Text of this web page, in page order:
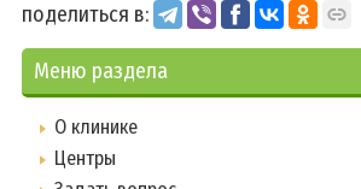
поделиться в:
Меню раздела
О клинике
Центры